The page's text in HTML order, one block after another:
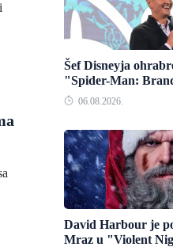
Šef Disneyja
"Spider-Man:
06.08.2026.
David Harbour je
Mraz u "Violent